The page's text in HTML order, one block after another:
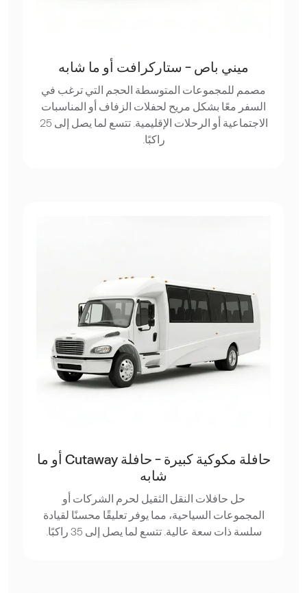
ميني باص - ستاركرافت أو ما شابه
مصمم للمجموعات المتوسطة الحجم التي ترغب في
السفر معًا بشكل مريح لحفلات الزفاف أو المناسبات
الاجتماعية أو الرحلات الإقليمية. تتسع لما يصل إلى 25
راكبًا.
حافلة مكوكية كبيرة - حافلة Cutaway أو ما
شابه
حل حافلات النقل الثقيل لحرم الشركات أو
المجموعات السياحية، مما يوفر تعليقًا محسنًا لقيادة
سلسة ذات سعة عالية. تتسع لما يصل إلى 35 راكبًا.